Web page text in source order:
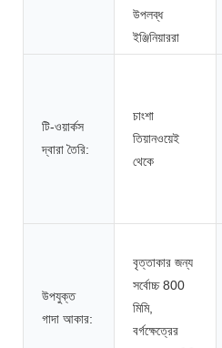
উপলব্ধ
ইঞ্জিনিয়াররা
টি-ওয়ার্কস
দ্বারা তৈরি:
চাংশা
তিয়ানওয়েই
থেকে
উপযুক্ত
গাদা আকার:
বৃত্তাকার জন্য
সর্বোচ্চ 800
মিমি,
বর্গক্ষেত্রের